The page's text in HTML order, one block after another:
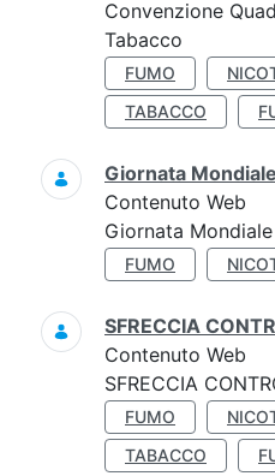
Convenzione
Tabacco
FUMO
TABACCO
Giornata
Contenuto Web
Giornata
FUMO
SFRECCIA
Contenuto Web
SFRECCIA
FUMO
TABACCO